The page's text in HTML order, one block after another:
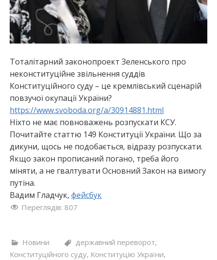
Тоталітарний законопроект Зеленського про
неконституційне звільнення суддів
Конституційного суду – це кремлівський сценарій
повзучої окупації України?
https://www.svoboda.org/a/30914881.html
Ніхто не має повноважень розпускати КСУ.
Почитайте статтю 149 Конституції України. Що за
дикуни, щось не подобається, відразу розпускати.
Якщо закон прописаний погано, треба його
міняти, а не гвалтувати Основний Закон на вимогу
путіна.
Вадим Гладчук, фейсбук
Переглядів: 807
Новини державний переворот,
Конституційного суду, Конституцію України,